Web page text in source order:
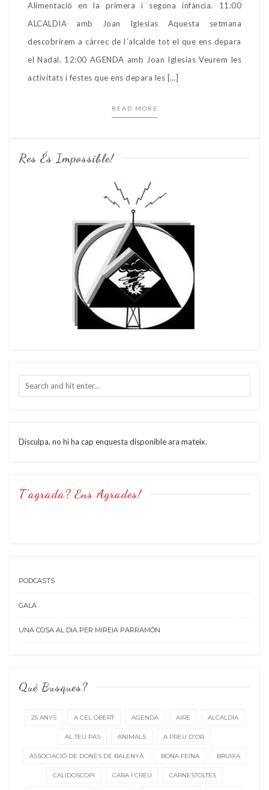
Alimentació en la primera i segona infància. 11:00
ALCALDIA amb Joan Iglesias Aquesta setmana
descobrirem a càrrec de l´alcalde tot el que ens depara
el Nadal. 12:00 AGENDA amb Joan Iglesias Veurem les
activitats i festes que ens depara les […]
READ MORE
Res És Impossible!
Disculpa, no hi ha cap enquesta disponible ara mateix.
T’agrada? Ens Agrades!
PODCASTS
GALA
UNA COSA AL DIA PER MIREIA PARRAMÓN
Què Busques?
25 ANYS A CEL OBERT AGENDA AIRE ALCALDIA
AL TEU PAS ANIMALS A PREU D'OR
ASSOCIACIÓ DE DONES DE BALENYÀ BONA FEINA BRUIXA
CALIDOSCOPI CARA I CREU CARNESTOLTES